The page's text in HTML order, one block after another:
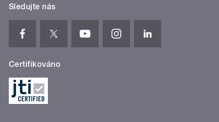
Sledujte nás
Certifikováno